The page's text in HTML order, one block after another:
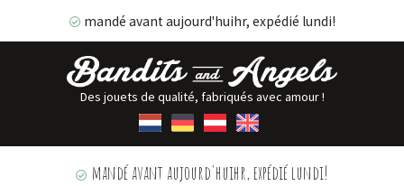
mandé avant aujourd'huihr, expédié lundi!
Des jouets de qualité, fabriqués avec amour !
mandé avant aujourd'huihr, expédié lundi!